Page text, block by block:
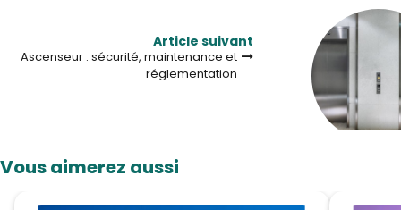
Article suivant
Ascenseur : sécurité, maintenance et
réglementation
Vous aimerez aussi